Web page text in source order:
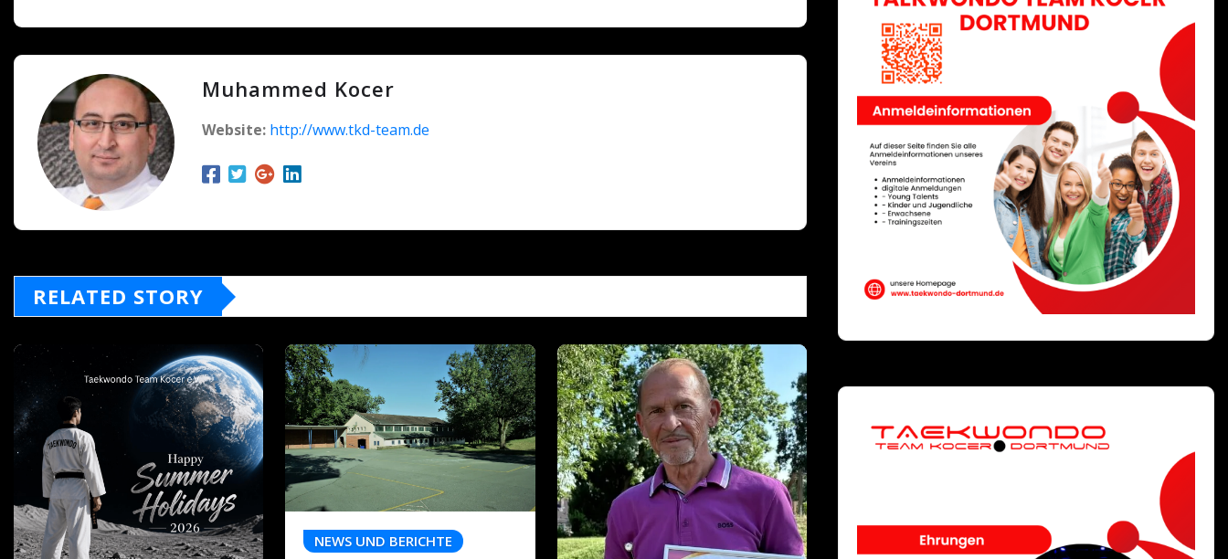
Muhammed Kocer
Website: http://www.tkd-team.de
RELATED STORY
NEWS UND BERICHTE